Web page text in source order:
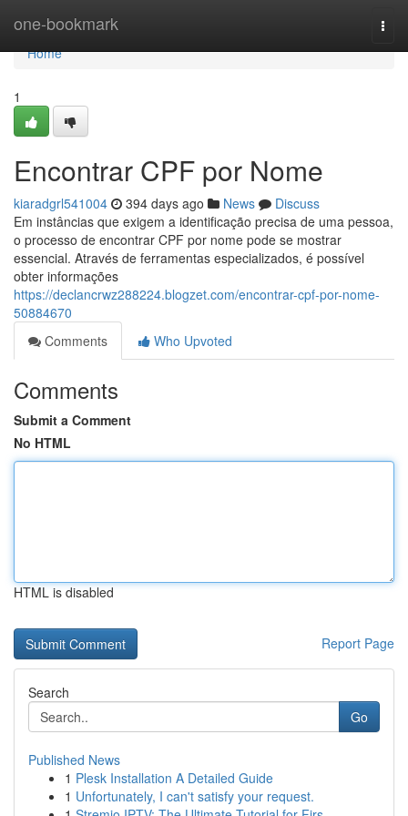
one-bookmark
Home
Home
1
Encontrar CPF por Nome
kiaradgrl541004 394 days ago News
Discuss
Em instâncias que exigem a identificação precisa de uma pessoa,
o processo de encontrar CPF por nome pode se mostrar
essencial. Através de ferramentas especializados, é possível
obter informações
https://declancrwz288224.blogzet.com/encontrar-cpf-por-nome-
50884670
Comments
Who Upvoted
Comments
Submit a Comment
No HTML
HTML is disabled
Report Page
Search
Go
Published News
1 Plesk Installation A Detailed Guide
1 Unfortunately, I can't satisfy your request.